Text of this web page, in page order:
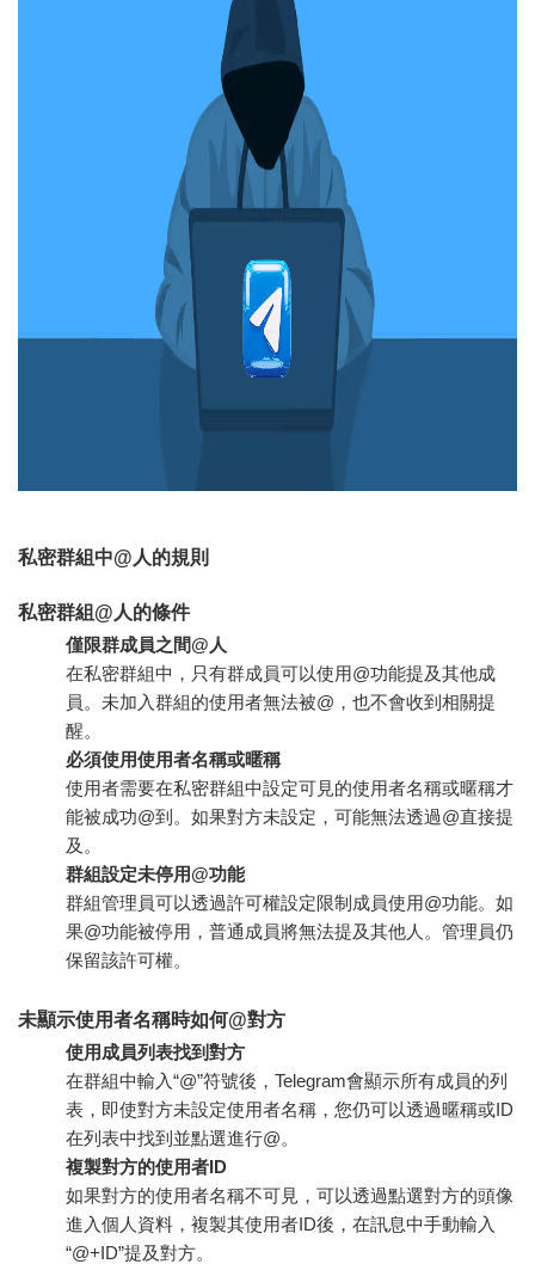
私密群組中@人的規則
私密群組@人的條件
僅限群成員之間@人
在私密群組中，只有群成員可以使用@功能提及其他成
員。未加入群組的使用者無法被@，也不會收到相關提
醒。
必須使用使用者名稱或暱稱
使用者需要在私密群組中設定可見的使用者名稱或暱稱才
能被成功@到。如果對方未設定，可能無法透過@直接提
及。
群組設定未停用@功能
群組管理員可以透過許可權設定限制成員使用@功能。如
果@功能被停用，普通成員將無法提及其他人。管理員仍
保留該許可權。
未顯示使用者名稱時如何@對方
使用成員列表找到對方
在群組中輸入“@”符號後，Telegram會顯示所有成員的列
表，即使對方未設定使用者名稱，您仍可以透過暱稱或ID
在列表中找到並點選進行@。
複製對方的使用者ID
如果對方的使用者名稱不可見，可以透過點選對方的頭像
進入個人資料，複製其使用者ID後，在訊息中手動輸入
“@+ID”提及對方。